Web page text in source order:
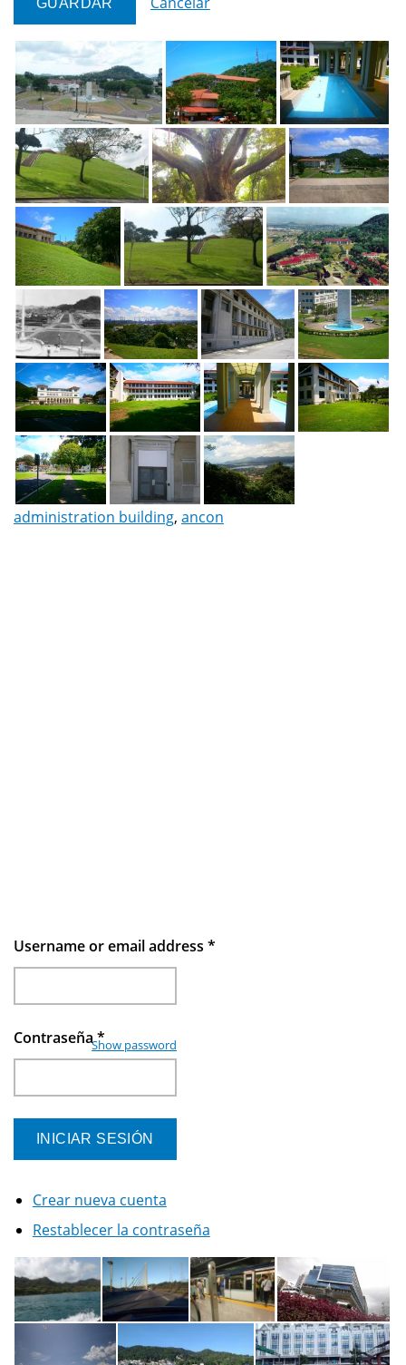
administration building, ancon
Username or email address *
Contraseña*
Show password
Crear nueva cuenta
Restablecer la contraseña